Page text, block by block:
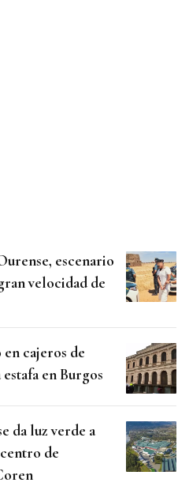
escenario
velocidad de
cajeros de
en Burgos
da luz verde a
de